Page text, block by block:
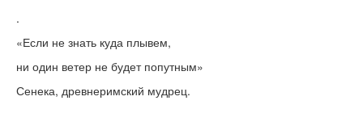
.
«Если не знать куда плывем,
ни один ветер не будет попутным»
Сенека, древнеримский мудрец.